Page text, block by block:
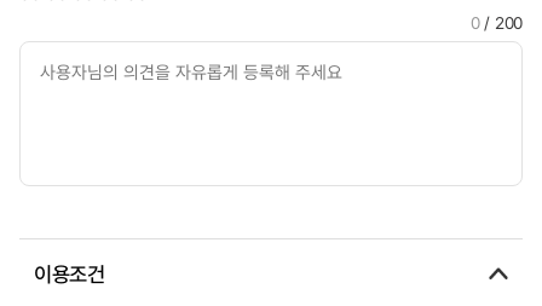
0/ 200
이용조건